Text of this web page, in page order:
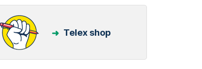
Telex shop